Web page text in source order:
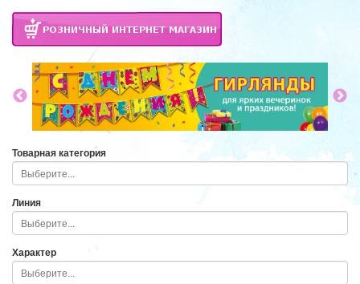
Товарная категория
Линия
Характер